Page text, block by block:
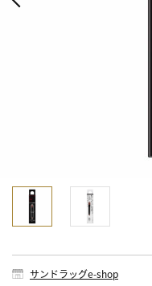
サンドラッグe-shop